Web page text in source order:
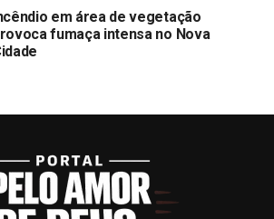
em área de vegetação
fumaça intensa no Nova